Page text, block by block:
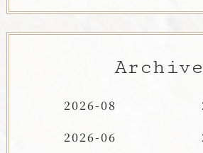
Archive
2026-08
2026-06